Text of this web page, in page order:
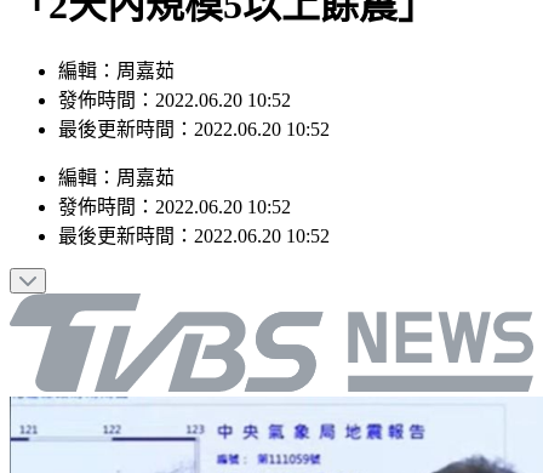
發佈時間：2022.06.20 10:52
最後更新時間：2022.06.20 10:52
發佈時間：2022.06.20 10:52
最後更新時間：2022.06.20 10:52